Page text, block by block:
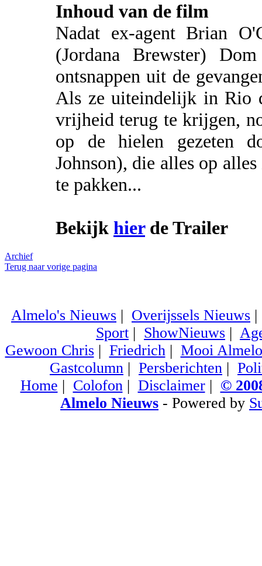
Inhoud van de film
Nadat ex-agent Brian
(Jordana Brewster)
ontsnappen uit de
Als ze uiteindelijk in Rio
vrijheid terug te krijgen,
op de hielen gezeten
Johnson), die alles op
te pakken...
Bekijk hierde Trailer
Archief
Terug naar vorige pagina
Almelo's Nieuws | Overijssels Nieuws
Sport | ShowNieuws |
Gewoon Chris| Friedrich| Mooi Almelo
Gastcolumn | Persberichten |
Home | Colofon| Disclaimer| ©
Almelo Nieuws - Powered by